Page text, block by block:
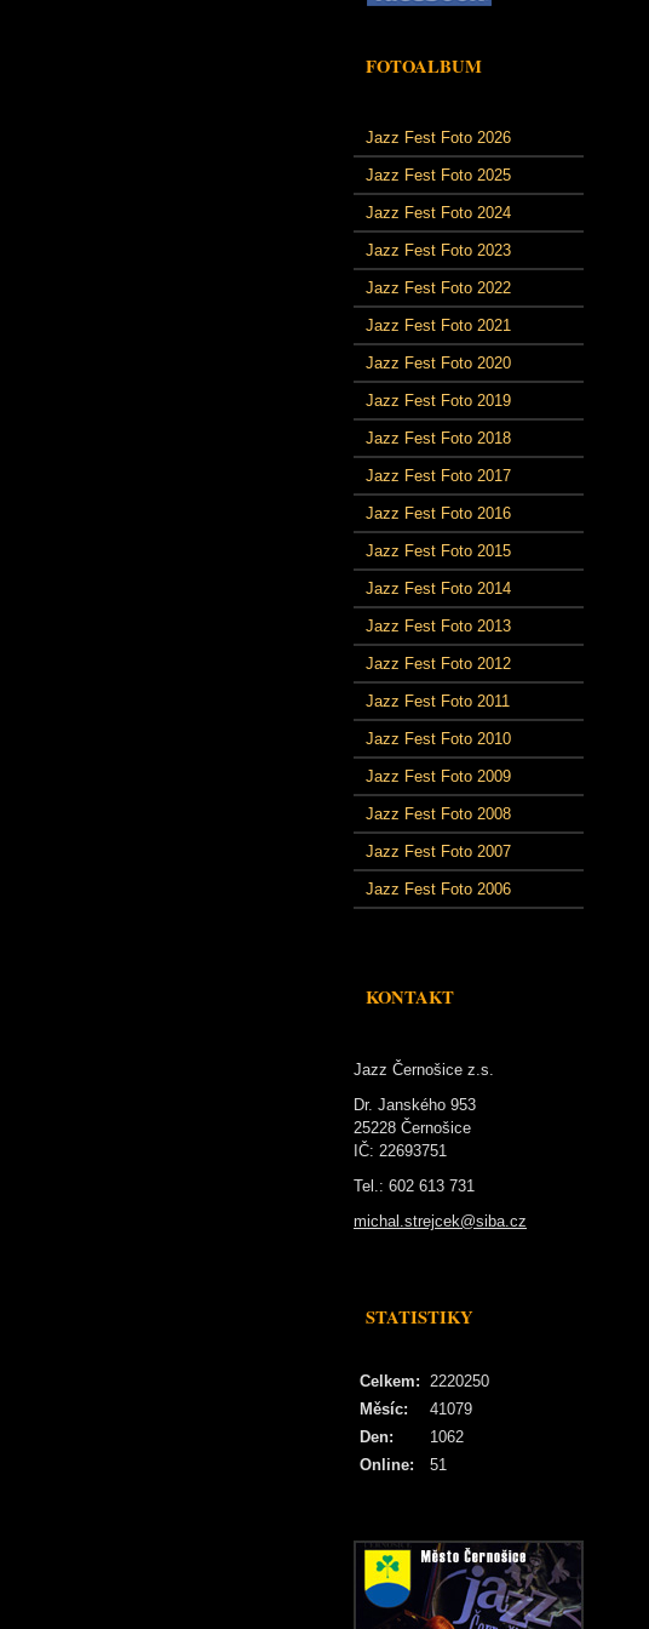
FOTOALBUM
Jazz Fest Foto 2026
Jazz Fest Foto 2025
Jazz Fest Foto 2024
Jazz Fest Foto 2023
Jazz Fest Foto 2022
Jazz Fest Foto 2021
Jazz Fest Foto 2020
Jazz Fest Foto 2019
Jazz Fest Foto 2018
Jazz Fest Foto 2017
Jazz Fest Foto 2016
Jazz Fest Foto 2015
Jazz Fest Foto 2014
Jazz Fest Foto 2013
Jazz Fest Foto 2012
Jazz Fest Foto 2011
Jazz Fest Foto 2010
Jazz Fest Foto 2009
Jazz Fest Foto 2008
Jazz Fest Foto 2007
Jazz Fest Foto 2006
KONTAKT
Jazz Černošice z.s.
Dr. Janského 953
25228 Černošice
IČ: 22693751
Tel.: 602 613 731
michal.strejcek@siba.cz
STATISTIKY
Online: 51
Celkem: 2220250
Měsíc:
41079
Den:
1062